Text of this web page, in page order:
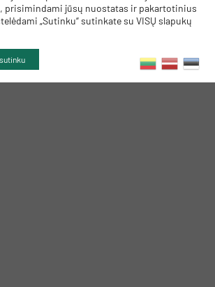
prisimindami jūsų nuostatas ir pakartotinius
„Sutinku“ sutinkate su VISŲ slapukų